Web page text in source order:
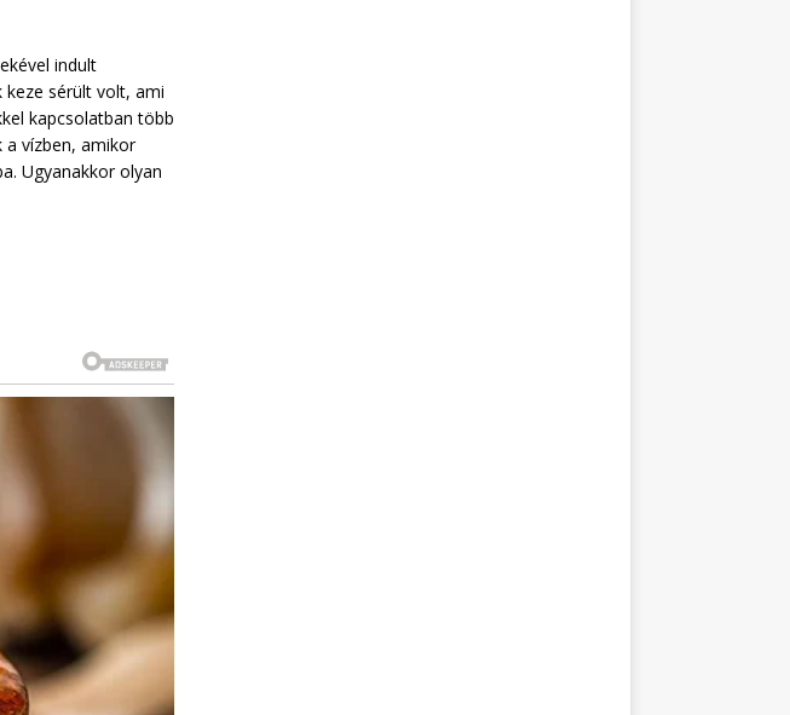
indult
sérült volt, ami
kapcsolatban több
a vízben, amikor
Ugyanakkor olyan